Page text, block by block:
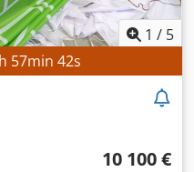
1 / 5
57min 40s
10 100 €